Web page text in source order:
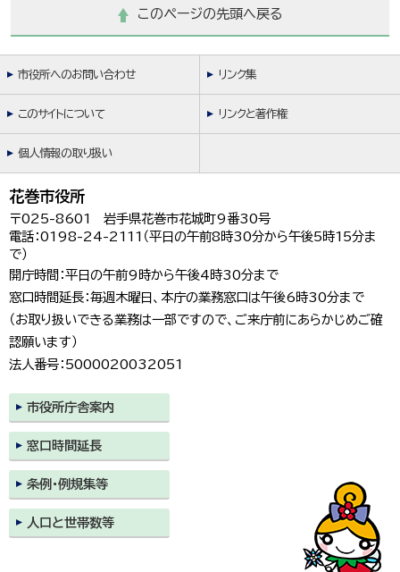
このページの先頭へ戻る
市役所へのお問い合わせ リンク集
このサイトについて リンクと著作権
個人情報の取り扱い
花巻市役所
〒025-8601 岩手県花巻市花城町9番30号
電話：0198-24-2111（平日の午前8時30分から午後5時15分ま
で）
開庁時間：平日の午前9時から午後4時30分まで
窓口時間延長：毎週木曜日、本庁の業務窓口は午後6時30分まで
（お取り扱いできる業務は一部ですので、ご来庁前にあらかじめご確
認願います）
法人番号：5000020032051
市役所庁舎案内
窓口時間延長
条例・例規集等
人口と世帯数等